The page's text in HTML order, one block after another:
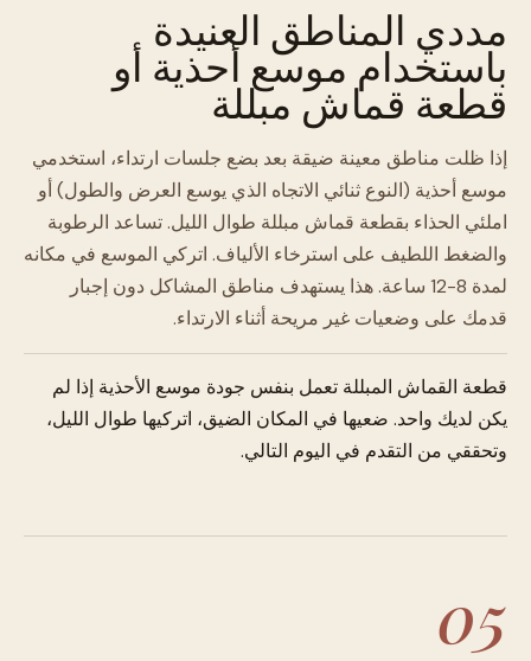
مددي المناطق العنيدة
باستخدام موسع أحذية أو
قطعة قماش مبللة
إذا ظلت مناطق معينة ضيقة بعد بضع جلسات ارتداء، استخدمي
موسع أحذية (النوع ثنائي الاتجاه الذي يوسع العرض والطول) أو
املئي الحذاء بقطعة قماش مبللة طوال الليل. تساعد الرطوبة
والضغط اللطيف على استرخاء الألياف. اتركي الموسع في مكانه
لمدة 8-12 ساعة. هذا يستهدف مناطق المشاكل دون إجبار
قدمك على وضعيات غير مريحة أثناء الارتداء.
قطعة القماش المبللة تعمل بنفس جودة موسع الأحذية إذا لم
يكن لديك واحد. ضعيها في المكان الضيق، اتركيها طوال الليل،
وتحققي من التقدم في اليوم التالي.
05